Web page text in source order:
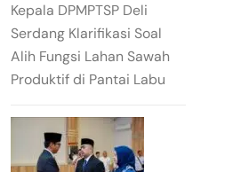
Kepala DPMPTSP Deli
Serdang Klarifikasi Soal
Alih Fungsi Lahan Sawah
Produktif di Pantai Labu